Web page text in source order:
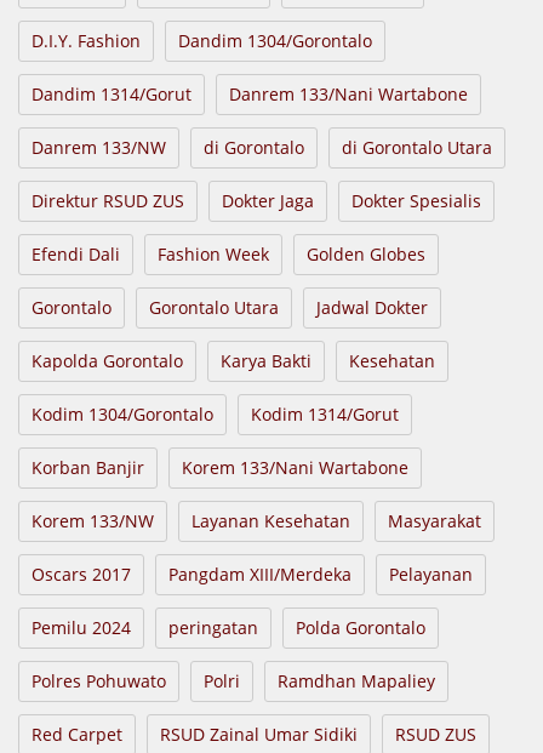
D.I.Y. Fashion Dandim 1304/Gorontalo
Dandim 1314/Gorut Danrem 133/Nani Wartabone
Danrem 133/NW di Gorontalo di Gorontalo Utara
Direktur RSUD ZUS Dokter Jaga Dokter Spesialis
Efendi Dali Fashion Week Golden Globes
Gorontalo Gorontalo Utara Jadwal Dokter
Kapolda Gorontalo Karya Bakti Kesehatan
Kodim 1304/Gorontalo Kodim 1314/Gorut
Korban Banjir Korem 133/Nani Wartabone
Korem 133/NW Layanan Kesehatan Masyarakat
Oscars 2017 Pangdam XIII/Merdeka Pelayanan
Pemilu 2024 peringatan Polda Gorontalo
Polres Pohuwato Polri Ramdhan Mapaliey
Red Carpet RSUD Zainal Umar Sidiki RSUD ZUS